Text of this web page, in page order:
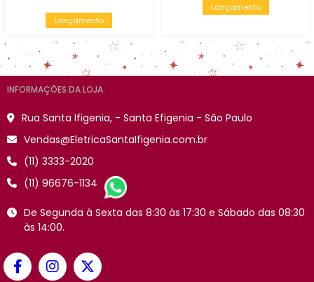
Lançamento
Lançamento
INFORMAÇÕES DA LOJA
Rua Santa Ifigenia, - Santa Efigenia - São Paulo
Vendas@EletricaSantaIfigenia.com.br
(11) 3333-2020
(11) 96676-1134
De Segunda à Sexta das 8:30 às 17:30 e Sábado das 08:30
às 14:00.